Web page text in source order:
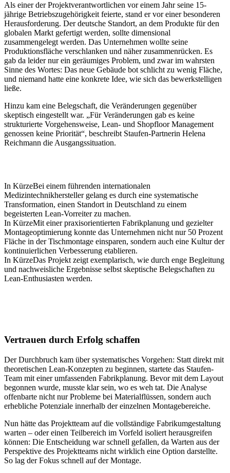
Als einer der Projektverantwortlichen vor einem Jahr seine 15-
jährige Betriebszugehörigkeit feierte, stand er vor einer besonderen
Herausforderung. Der deutsche Standort, an dem Produkte für den
globalen Markt gefertigt werden, sollte dimensional
zusammengelegt werden. Das Unternehmen wollte seine
Produktionsfläche verschlanken und näher zusammenrücken. Es
gab da leider nur ein geräumiges Problem, und zwar im wahrsten
Sinne des Wortes: Das neue Gebäude bot schlicht zu wenig Fläche,
und niemand hatte eine konkrete Idee, wie sich das bewerkstelligen
ließe.
Hinzu kam eine Belegschaft, die Veränderungen gegenüber
skeptisch eingestellt war. „Für Veränderungen gab es keine
strukturierte Vorgehensweise, Lean- und Shopfloor Management
genossen keine Priorität“, beschreibt Staufen-Partnerin Helena
Reichmann die Ausgangssituation.
In KürzeBei einem führenden internationalen
Medizintechnikhersteller gelang es durch eine systematische
Transformation, einen Standort in Deutschland zu einem
begeisterten Lean-Vorreiter zu machen.
In KürzeMit einer praxisorientierten Fabrikplanung und gezielter
Montageoptimierung konnte das Unternehmen nicht nur 50 Prozent
Fläche in der Tischmontage einsparen, sondern auch eine Kultur der
kontinuierlichen Verbesserung etablieren.
In KürzeDas Projekt zeigt exemplarisch, wie durch enge Begleitung
und nachweisliche Ergebnisse selbst skeptische Belegschaften zu
Lean-Enthusiasten werden.
Vertrauen durch Erfolg schaffen
Der Durchbruch kam über systematisches Vorgehen: Statt direkt mit
theoretischen Lean-Konzepten zu beginnen, startete das Staufen-
Team mit einer umfassenden Fabrikplanung. Bevor mit dem Layout
begonnen wurde, musste klar sein, wo es weh tat. Die Analyse
offenbarte nicht nur Probleme bei Materialflüssen, sondern auch
erhebliche Potenziale innerhalb der einzelnen Montagebereiche.
Nun hätte das Projektteam auf die vollständige Fabrikumgestaltung
warten – oder einen Teilbereich im Vorfeld isoliert herausgreifen
können: Die Entscheidung war schnell gefallen, da Warten aus der
Perspektive des Projektteams nicht wirklich eine Option darstellte.
So lag der Fokus schnell auf der Montage.